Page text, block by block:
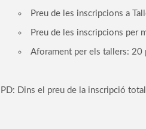
Preu de les inscripcions a
Preu de les inscripcions per
Aforament per els tallers: 20
PD: Dins el preu de la inscripció